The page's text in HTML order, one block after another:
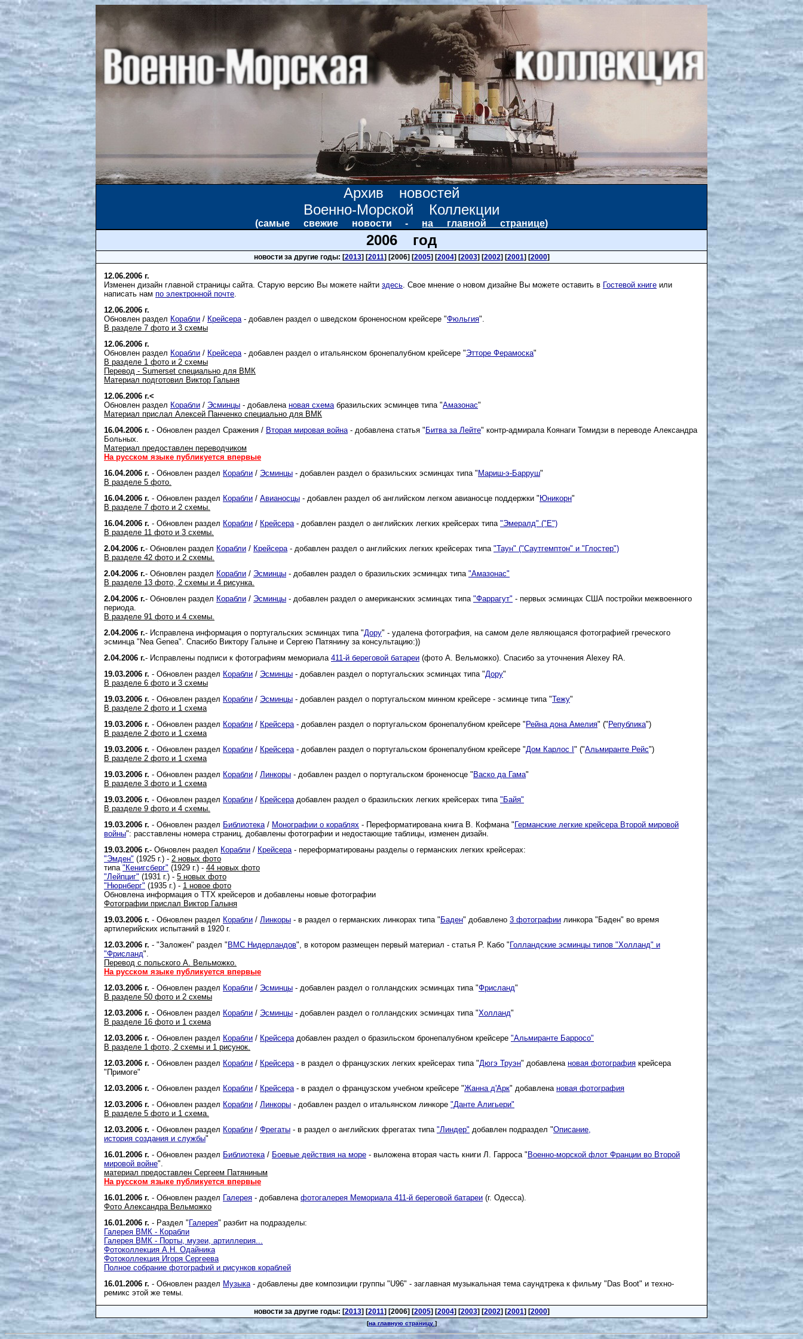
Архив новостей
Военно-Морской Коллекции
(самые свежие новости - на главной странице)
2006 год
новости за другие годы: [2013] [2011] [2006] [2005] [2004] [2003] [2002] [2001] [2000]
12.06.2006 г.
Изменен дизайн главной страницы сайта. Старую версию Вы можете найти здесь. Свое мнение о новом дизайне Вы можете оставить в Гостевой книге или
написать нам по электронной почте.
12.06.2006 г.
Обновлен раздел Корабли / Крейсера- добавлен раздел о шведском броненосном крейсере "Фюльгия".
В разделе 7 фото и 3 схемы
12.06.2006 г.
Обновлен раздел Корабли / Крейсера- добавлен раздел о итальянском бронепалубном крейсере "Этторе Ферамоска"
В разделе 1 фото и 2 схемы
Перевод - Sumerset специально для ВМК
Материал подготовил Виктор Галыня
12.06.2006 г.<
Обновлен раздел Корабли / Эсминцы - добавлена новая схемабразильских эсминцев типа "Амазонас"
Материал прислал Алексей Панченко специально для ВМК
16.04.2006 г. - Обновлен раздел Сражения / Вторая мировая война- добавлена статья " Битва за Лейте" контр-адмирала Коянаги Томидзи в переводе Александра
Больных.
Материал предоставлен переводчиком
На русском языке публикуется впервые
16.04.2006 г. - Обновлен раздел Корабли / Эсминцы - добавлен раздел о бразильских эсминцах типа " Мариш-э-Барруш"
В разделе 5 фото.
16.04.2006 г. - Обновлен раздел Корабли / Авианосцы - добавлен раздел об английском легком авианосце поддержки " Юникорн"
В разделе 7 фото и 2 схемы.
16.04.2006 г. - Обновлен раздел Корабли / Крейсера- добавлен раздел о английских легких крейсерах типа "Эмералд" ("Е")
В разделе 11 фото и 3 схемы.
2.04.2006 г.- Обновлен раздел Корабли / Крейсера- добавлен раздел о английских легких крейсерах типа "Таун" ("Саутгемптон" и "Глостер")
В разделе 42 фото и 2 схемы.
2.04.2006 г.- Обновлен раздел Корабли / Эсминцы - добавлен раздел о бразильских эсминцах типа "Амазонас"
В разделе 13 фото, 2 схемы и 4 рисунка.
2.04.2006 г.- Обновлен раздел Корабли / Эсминцы - добавлен раздел о американских эсминцах типа "Фаррагут" - первых эсминцах США постройки межвоенного
периода.
В разделе 91 фото и 4 схемы.
2.04.2006 г.- Исправлена информация о португальских эсминцах типа "Дору" - удалена фотография, на самом деле являющаяся фотографией греческого
эсминца "Nea Genea". Спасибо Виктору Галыне и Сергею Патянину за консультацию:))
2.04.2006 г.- Исправлены подписи к фотографиям мемориала 411-й береговой батареи (фото А. Вельможко). Спасибо за уточнения Alexey RA.
19.03.2006 г. - Обновлен раздел Корабли / Эсминцы - добавлен раздел о португальских эсминцах типа "Дору"
В разделе 6 фото и 3 схемы
19.03.2006 г. - Обновлен раздел Корабли / Эсминцы - добавлен раздел о португальском минном крейсере - эсминце типа "Тежу"
В разделе 2 фото и 1 схема
19.03.2006 г. - Обновлен раздел Корабли / Крейсера- добавлен раздел о португальском бронепалубном крейсере " Рейна дона Амелия" (" Република")
В разделе 2 фото и 1 схема
19.03.2006 г. - Обновлен раздел Корабли / Крейсера- добавлен раздел о португальском бронепалубном крейсере "Дом Карлос I " ("Альмиранте Рейс")
В разделе 2 фото и 1 схема
19.03.2006 г. - Обновлен раздел Корабли / Линкоры - добавлен раздел о португальском броненосце " Васко да Гама"
В разделе 3 фото и 1 схема
19.03.2006 г. - Обновлен раздел Корабли / Крейсерадобавлен раздел о бразильских легких крейсерах типа "Байя"
В разделе 9 фото и 4 схемы.
19.03.2006 г. - Обновлен раздел Библиотека/ Монографии о кораблях - Переформатирована книга В. Кофмана " Германские легкие крейсера Второй мировой
войны": расставлены номера страниц, добавлены фотографии и недостающие таблицы, изменен дизайн.
19.03.2006 г.- Обновлен раздел Корабли / Крейсера- переформатированы разделы о германских легких крейсерах:
"Эмден" (1925 г.) - 2 новых фото
типа "Кенигсберг" (1929 г.) - 44 новых фото
"Лейпциг" (1931 г.) - 5 новых фото
"Нюрнберг" (1935 г.) - 1 новое фото
Обновлена информация о ТТХ крейсеров и добавлены новые фотографии
Фотографии прислал Виктор Галыня
19.03.2006 г. - Обновлен раздел Корабли / Линкоры - в раздел о германских линкорах типа " Баден" добавлено 3 фотографии линкора "Баден" во время
артилерийских испытаний в 1920 г.
12.03.2006 г. - "Заложен" раздел " ВМС Нидерландов", в котором размещен первый материал - статья Р. Кабо " Голландские эсминцы типов "Холланд" и
"Фрисланд".
Перевод с польского А. Вельможко.
На русском языке публикуется впервые
12.03.2006 г. - Обновлен раздел Корабли / Эсминцы - добавлен раздел о голландских эсминцах типа "Фрисланд"
В разделе 50 фото и 2 схемы
12.03.2006 г. - Обновлен раздел Корабли / Эсминцы - добавлен раздел о голландских эсминцах типа "Холланд"
В разделе 16 фото и 1 схема
12.03.2006 г. - Обновлен раздел Корабли / Крейсерадобавлен раздел о бразильском бронепалубном крейсере "Альмиранте Барросо"
В разделе 1 фото, 2 схемы и 1 рисунок.
12.03.2006 г. - Обновлен раздел Корабли / Крейсера- в раздел о французских легких крейсерах типа "Дюгэ Труэн" добавлена новая фотография крейсера
"Примоге"
12.03.2006 г. - Обновлен раздел Корабли / Крейсера- в раздел о французском учебном крейсере "Жанна д'Арк" добавлена новая фотография
12.03.2006 г. - Обновлен раздел Корабли / Линкоры - добавлен раздел о итальянском линкоре "Данте Алигьери"
В разделе 5 фото и 1 схема.
12.03.2006 г. - Обновлен раздел Корабли / Фрегаты - в раздел о английских фрегатах типа "Линдер" добавлен подраздел "Описание,
история создания и службы"
16.01.2006 г. - Обновлен раздел Библиотека/ Боевые действия на море - выложена вторая часть книги Л. Гарроса " Военно-морской флот Франции во Второй
мировой войне".
материал предоставлен Сергеем Патяниным
На русском языке публикуется впервые
16.01.2006 г. - Обновлен раздел Галерея - добавлена фотогалерея Мемориала 411-й береговой батареи (г. Одесса).
Фото Александра Вельможко
16.01.2006 г. - Раздел " Галерея" разбит на подразделы:
Галерея ВМК - Корабли
Галерея ВМК - Порты, музеи, артиллерия...
Фотоколлекция А.Н. Одайника
Фотоколлекция Игоря Сергеева
Полное собрание фотографий и рисунков кораблей
16.01.2006 г. - Обновлен раздел Музыка- добавлены две композиции группы "U96" - заглавная музыкальная тема саундтрека к фильму "Das Boot" и техно-
ремикс этой же темы.
новости за другие годы: [2013] [2011] [2006] [2005] [2004] [2003] [2002] [2001] [2000]
[на главную страницу ]